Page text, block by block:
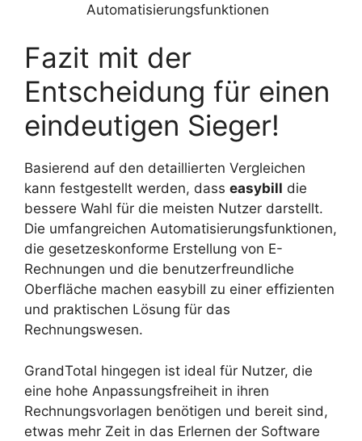
Automatisierungsfunktionen
Fazit mit der
Entscheidung für einen
eindeutigen Sieger!
Basierend auf den detaillierten Vergleichen
kann festgestellt werden, dass easybill die
bessere Wahl für die meisten Nutzer darstellt.
Die umfangreichen Automatisierungsfunktionen,
die gesetzeskonforme Erstellung von E-
Rechnungen und die benutzerfreundliche
Oberfläche machen easybill zu einer effizienten
und praktischen Lösung für das
Rechnungswesen.
GrandTotal hingegen ist ideal für Nutzer, die
eine hohe Anpassungsfreiheit in ihren
Rechnungsvorlagen benötigen und bereit sind,
etwas mehr Zeit in das Erlernen der Software